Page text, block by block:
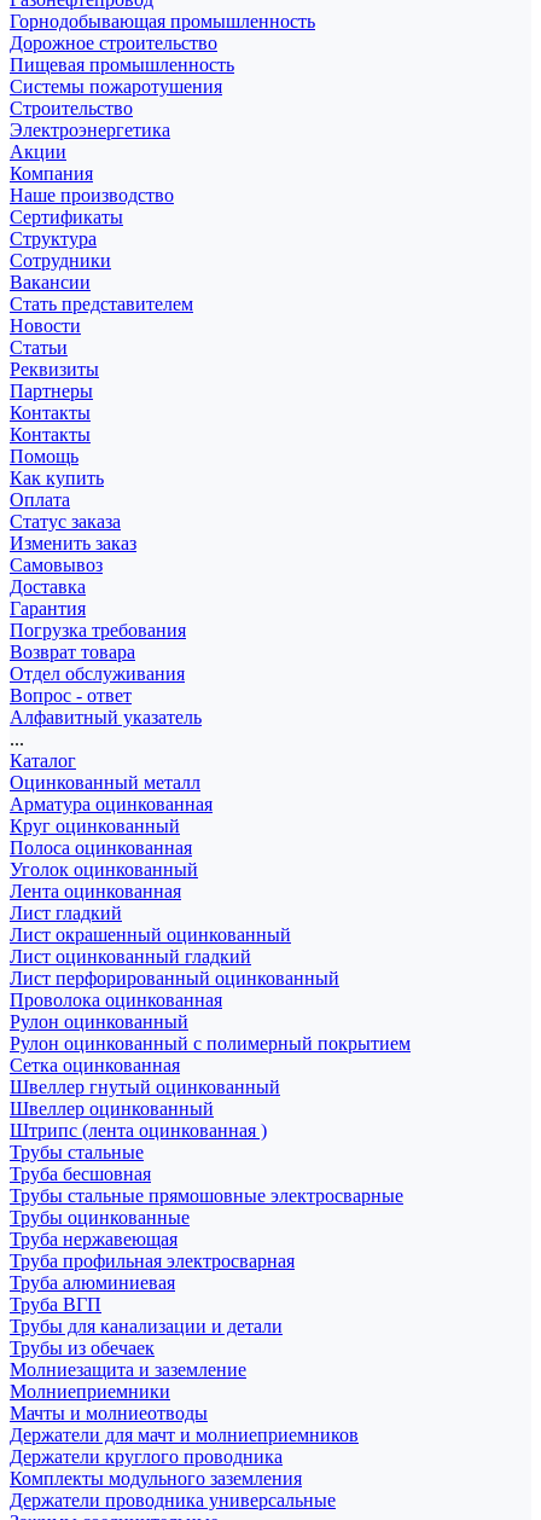
Горнодобывающая промышленность
Дорожное строительство
Пищевая промышленность
Системы пожаротушения
Строительство
Электроэнергетика
Акции
Компания
Наше производство
Сертификаты
Структура
Сотрудники
Вакансии
Стать представителем
Новости
Статьи
Реквизиты
Партнеры
Контакты
Контакты
Помощь
Как купить
Оплата
Статус заказа
Изменить заказ
Самовывоз
Доставка
Гарантия
Погрузка требования
Возврат товара
Отдел обслуживания
Вопрос - ответ
Алфавитный указатель
...
Каталог
Оцинкованный металл
Арматура оцинкованная
Круг оцинкованный
Полоса оцинкованная
Уголок оцинкованный
Лента оцинкованная
Лист гладкий
Лист окрашенный оцинкованный
Лист оцинкованный гладкий
Лист перфорированный оцинкованный
Проволока оцинкованная
Рулон оцинкованный
Рулон оцинкованный с полимерный покрытием
Сетка оцинкованная
Швеллер гнутый оцинкованный
Швеллер оцинкованный
Штрипс (лента оцинкованная )
Трубы стальные
Труба бесшовная
Трубы стальные прямошовные электросварные
Трубы оцинкованные
Труба нержавеющая
Труба профильная электросварная
Труба алюминиевая
Труба ВГП
Трубы для канализации и детали
Трубы из обечаек
Молниезащита и заземление
Молниеприемники
Мачты и молниеотводы
Держатели для мачт и молниеприемников
Держатели круглого проводника
Комплекты модульного заземления
Держатели проводника универсальные